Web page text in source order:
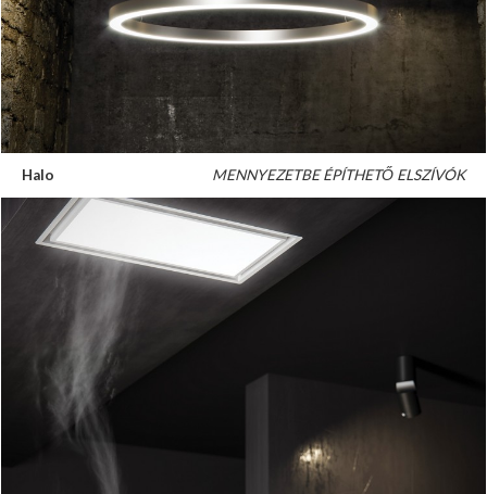
Halo MENNYEZETBE ÉPÍTHETŐ ELSZÍVÓK